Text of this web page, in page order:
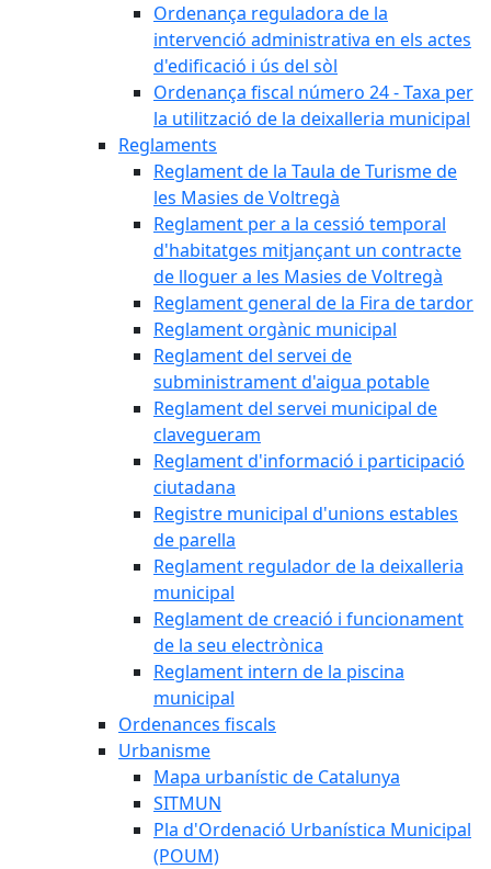
Ordenança reguladora de la
intervenció administrativa en els actes
d'edificació i ús del sòl
Ordenança fiscal número 24 - Taxa per
la utilització de la deixalleria municipal
Reglaments
Reglament de la Taula de Turisme de
les Masies de Voltregà
Reglament per a la cessió temporal
d'habitatges mitjançant un contracte
de lloguer a les Masies de Voltregà
Reglament general de la Fira de tardor
Reglament orgànic municipal
Reglament del servei de
subministrament d'aigua potable
Reglament del servei municipal de
clavegueram
Reglament d'informació i participació
ciutadana
Registre municipal d'unions estables
de parella
Reglament regulador de la deixalleria
municipal
Reglament de creació i funcionament
de la seu electrònica
Reglament intern de la piscina
municipal
Ordenances fiscals
Urbanisme
Mapa urbanístic de Catalunya
SITMUN
Pla d'Ordenació Urbanística Municipal
(POUM)